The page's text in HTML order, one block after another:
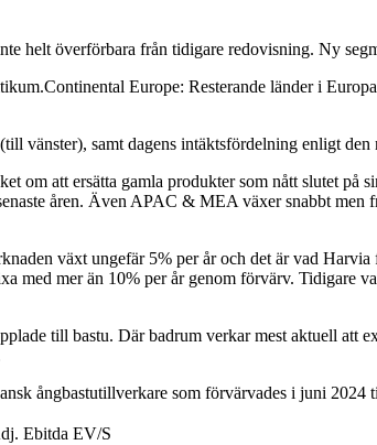
helt överförbara från tidigare redovisning. Ny
Europe: Resterande länder i
vänster), samt dagens intäktsfördelning enligt
om att ersätta gamla produkter som nått slutet
åren. Även APAC & MEA växer snabbt men
växt ungefär 5% per år och det är vad
med mer än 10% per år genom förvärv. Tidigare
till bastu. Där badrum verkar mest aktuell att
ångbastutillverkare som förvärvades i juni
Ebitda EV/S